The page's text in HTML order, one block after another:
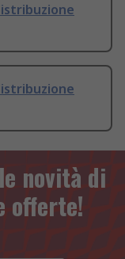
novità di
offerte!